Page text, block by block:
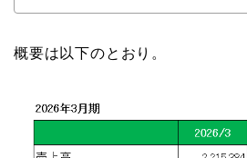
概要は以下のとおり。